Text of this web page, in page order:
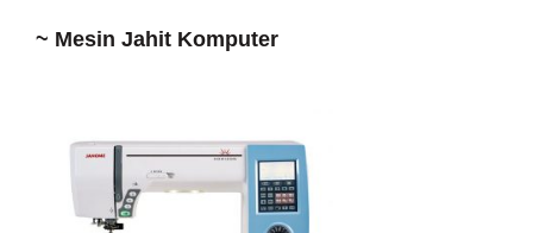
~ Mesin Jahit Komputer